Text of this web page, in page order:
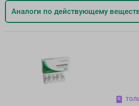
Аналоги по действующему